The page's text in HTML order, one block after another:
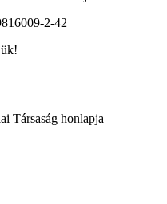
2-42
Társaság honlapja